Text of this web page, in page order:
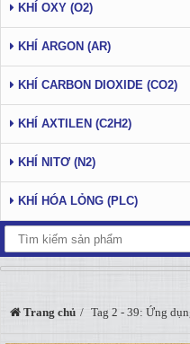
KHÍ OXY (O2)
KHÍ ARGON (AR)
KHÍ CARBON DIOXIDE (CO2)
KHÍ AXTILEN (C2H2)
KHÍ NITƠ (N2)
KHÍ HÓA LỎNG (PLC)
Trang chủ Tag 2 - 39: Ứng